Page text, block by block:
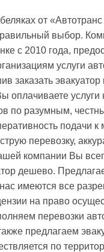
от
выбор.
с 2010 года,
услуги
заказать эвакуатор
оплачиваете услуги
по разумным,
подачи к
перевозку,
компании Вы
дешево.
имеются все
на право
перевозки
предлагаем
по